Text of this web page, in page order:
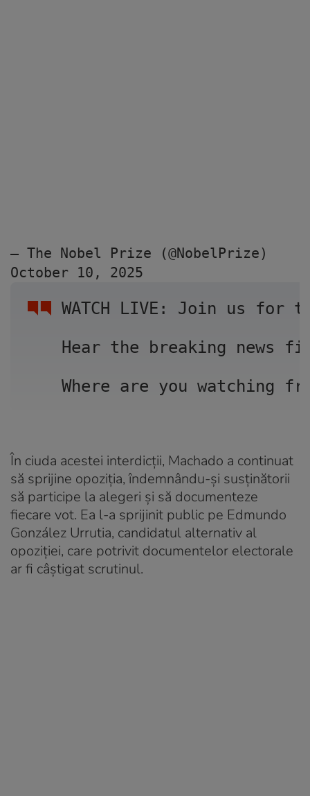
WATCH LIVE: Join us for
Hear the breaking news
Where are you watching
— The Nobel Prize (@NobelPrize)
October 10, 2025
În ciuda acestei interdicții, Machado a continuat
să sprijine opoziția, îndemnându-și susținătorii
să participe la alegeri și să documenteze
fiecare vot. Ea l-a sprijinit public pe Edmundo
González Urrutia, candidatul alternativ al
opoziției, care potrivit documentelor electorale
ar fi câștigat scrutinul.